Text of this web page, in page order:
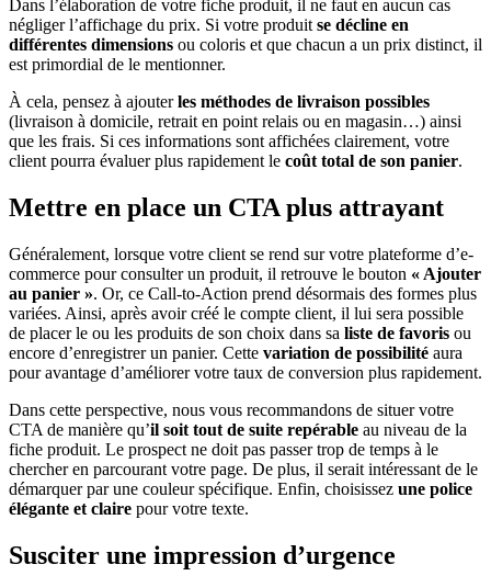
Dans l’élaboration de votre fiche produit, il ne faut en aucun cas
négliger l’affichage du prix. Si votre produit se décline en
différentes dimensions ou coloris et que chacun a un prix distinct, il
est primordial de le mentionner.
À cela, pensez à ajouterles méthodes de livraison possibles
(livraison à domicile, retrait en point relais ou en magasin…) ainsi
que les frais. Si ces informations sont affichées clairement, votre
client pourra évaluer plus rapidement le coût total de son panier.
Mettre en place un CTA plus attrayant
Généralement, lorsque votre client se rend sur votre plateforme d’e-
commerce pour consulter un produit, il retrouve le bouton « Ajouter
au panier ». Or, ce Call-to-Action prend désormais des formes plus
variées. Ainsi, après avoir créé le compte client, il lui sera possible
de placer le ou les produits de son choix dans sa liste de favoris ou
encore d’enregistrer un panier. Cette variation de possibilité aura
pour avantage d’améliorer votre taux de conversion plus rapidement.
Dans cette perspective, nous vous recommandons de situer votre
CTA de manière qu’il soit tout de suite repérable au niveau de la
fiche produit. Le prospect ne doit pas passer trop de temps à le
chercher en parcourant votre page. De plus, il serait intéressant de le
démarquer par une couleur spécifique. Enfin, choisissez une police
élégante et claire pour votre texte.
Susciter une impression d’urgence